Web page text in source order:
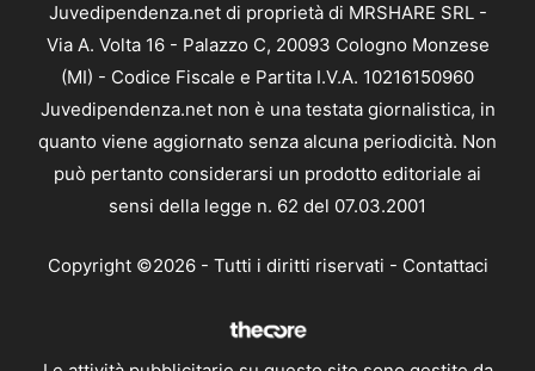
Juvedipendenza.net di proprietà di MRSHARE SRL -
Via A. Volta 16 - Palazzo C, 20093 Cologno Monzese
(MI) - Codice Fiscale e Partita I.V.A. 10216150960
Juvedipendenza.net non è una testata giornalistica, in
quanto viene aggiornato senza alcuna periodicità. Non
può pertanto considerarsi un prodotto editoriale ai
sensi della legge n. 62 del 07.03.2001
Copyright ©2026 - Tutti i diritti riservati - Contattaci